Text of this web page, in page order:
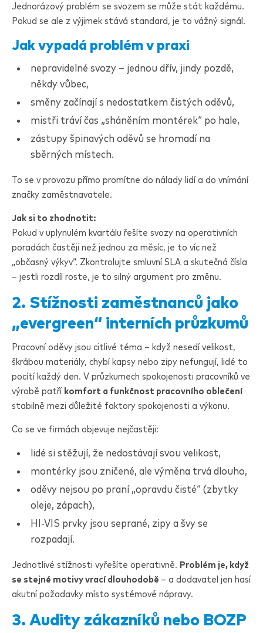
Jednorázový problém se svozem se může stát každému.
Pokud se ale z výjimek stává standard, je to vážný signál.
Jak vypadá problém v praxi
nepravidelné svozy – jednou dřív, jindy pozdě,
někdy vůbec,
směny začínají s nedostatkem čistých oděvů,
mistři tráví čas „sháněním montérek“ po hale,
zástupy špinavých oděvů se hromadí na
sběrných místech.
To se v provozu přímo promítne do nálady lidí a do vnímání
značky zaměstnavatele.
Jak si to zhodnotit:
Pokud v uplynulém kvartálu řešíte svozy na operativních
poradách častěji než jednou za měsíc, je to víc než
„občasný výkyv“. Zkontrolujte smluvní SLA a skutečná čísla
– jestli rozdíl roste, je to silný argument pro změnu.
2. Stížnosti zaměstnanců jako
„evergreen“ interních průzkumů
Pracovní oděvy jsou citlivé téma – když nesedí velikost,
škrábou materiály, chybí kapsy nebo zipy nefungují, lidé to
pocítí každý den. V průzkumech spokojenosti pracovníků ve
výrobě patří komfort a funkčnost pracovního oblečení
stabilně mezi důležité faktory spokojenosti a výkonu.
Co se ve firmách objevuje nejčastěji:
lidé si stěžují, že nedostávají svou velikost,
montérky jsou zničené, ale výměna trvá dlouho,
oděvy nejsou po praní „opravdu čisté“ (zbytky
oleje, zápach),
HI-VIS prvky jsou seprané, zipy a švy se
rozpadají.
Jednotlivé stížnosti vyřešíte operativně. Problém je, když
se stejné motivy vrací dlouhodobě – a dodavatel jen hasí
akutní požadavky místo systémové nápravy.
3. Audity zákazníků nebo BOZP